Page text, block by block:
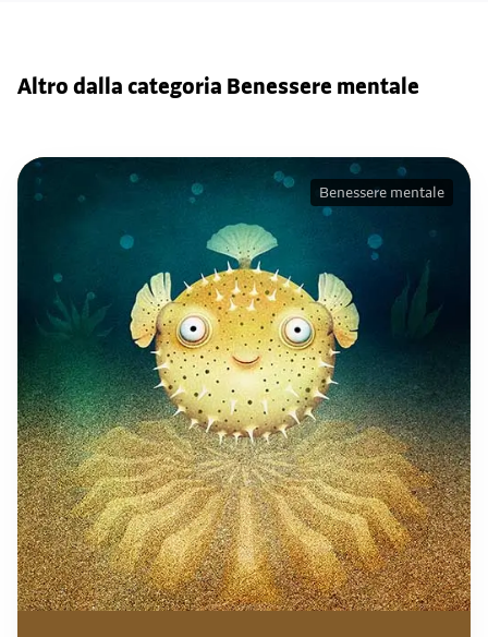
Altro dalla categoria Benessere mentale
Benessere mentale